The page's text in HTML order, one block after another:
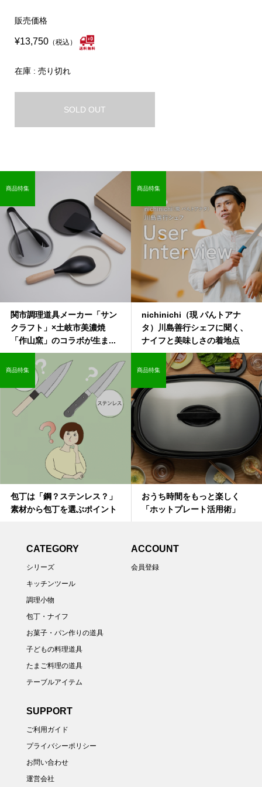
販売価格
¥13,750（税込）
在庫 : 売り切れ
SOLD OUT
関市調理道具メーカー「サン
クラフト」×土岐市美濃焼
「作山窯」のコラボが生ま...
商品特集
nichinichi（現 パんトアナ
タ）川島善行シェフに聞く、
ナイフと美味しさの着地点
商品特集
包丁は「鋼？ステンレス？」
素材から包丁を選ぶポイント
商品特集
おうち時間をもっと楽しく
「ホットプレート活用術」
商品特集
CATEGORY
シリーズ
キッチンツール
調理小物
包丁・ナイフ
お菓子・パン作りの道具
子どもの料理道具
たまご料理の道具
テーブルアイテム
ACCOUNT
会員登録
SUPPORT
ご利用ガイド
プライバシーポリシー
お問い合わせ
運営会社